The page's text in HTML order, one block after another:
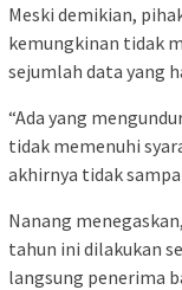
Meski demikian,
kemungkinan tidak
sejumlah data yang
“Ada yang
tidak memenuhi
akhirnya tidak
Nanang
tahun ini dilakukan
langsung penerima